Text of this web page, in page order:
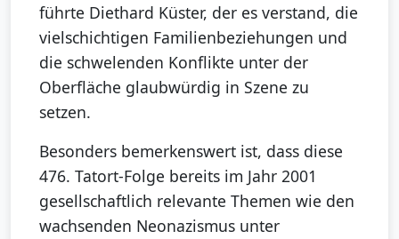
führte Diethard Küster, der es verstand, die
vielschichtigen Familienbeziehungen und
die schwelenden Konflikte unter der
Oberfläche glaubwürdig in Szene zu
setzen.
Besonders bemerkenswert ist, dass diese
476. Tatort-Folge bereits im Jahr 2001
gesellschaftlich relevante Themen wie den
wachsenden Neonazismus unter